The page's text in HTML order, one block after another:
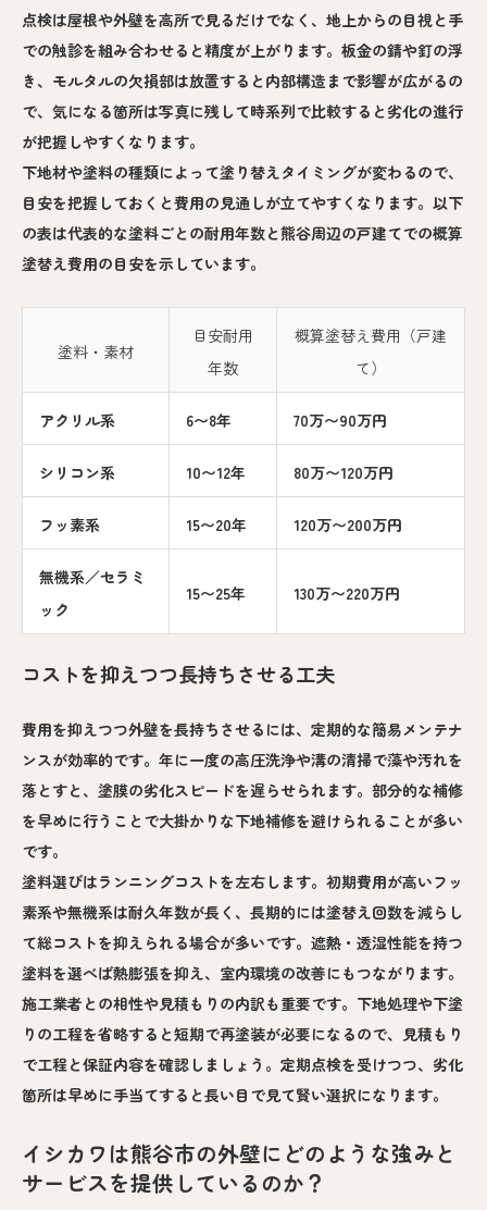
点検は屋根や外壁を高所で見るだけでなく、地上からの目視と手
での触診を組み合わせると精度が上がります。板金の錆や釘の浮
き、モルタルの欠損部は放置すると内部構造まで影響が広がるの
で、気になる箇所は写真に残して時系列で比較すると劣化の進行
が把握しやすくなります。
下地材や塗料の種類によって塗り替えタイミングが変わるので、
目安を把握しておくと費用の見通しが立てやすくなります。以下
の表は代表的な塗料ごとの耐用年数と熊谷周辺の戸建てでの概算
塗替え費用の目安を示しています。
塗料・素材
目安耐用
年数
概算塗替え費用（戸建
て）
アクリル系 6〜8年 70万〜90万円
シリコン系 10〜12年 80万〜120万円
フッ素系 15〜20年 120万〜200万円
無機系／セラミ
ック
15〜25年 130万〜220万円
コストを抑えつつ長持ちさせる工夫
費用を抑えつつ外壁を長持ちさせるには、定期的な簡易メンテナ
ンスが効率的です。年に一度の高圧洗浄や溝の清掃で藻や汚れを
落とすと、塗膜の劣化スピードを遅らせられます。部分的な補修
を早めに行うことで大掛かりな下地補修を避けられることが多い
です。
塗料選びはランニングコストを左右します。初期費用が高いフッ
素系や無機系は耐久年数が長く、長期的には塗替え回数を減らし
て総コストを抑えられる場合が多いです。遮熱・透湿性能を持つ
塗料を選べば熱膨張を抑え、室内環境の改善にもつながります。
施工業者との相性や見積もりの内訳も重要です。下地処理や下塗
りの工程を省略すると短期で再塗装が必要になるので、見積もり
で工程と保証内容を確認しましょう。定期点検を受けつつ、劣化
箇所は早めに手当てすると長い目で見て賢い選択になります。
イシカワは熊谷市の外壁にどのような強みと
サービスを提供しているのか？